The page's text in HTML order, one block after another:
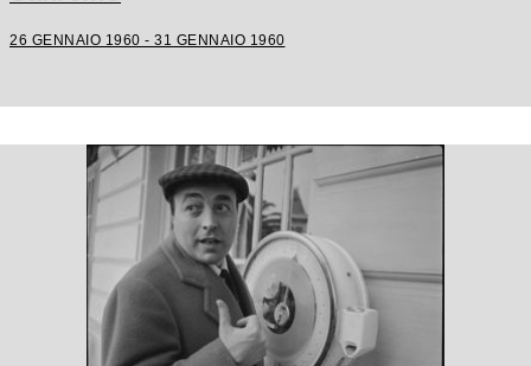
26 GENNAIO 1960 - 31 GENNAIO 1960